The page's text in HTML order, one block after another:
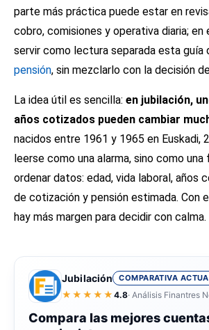
parte más práctica puede estar en
cobro, comisiones y operativa diaria; en
servir como lectura separada esta guía
pensión, sin mezclarlo con la decisión
La idea útil es sencilla: en jubilación,
años cotizados pueden cambiar
nacidos entre 1961 y 1965 en Euskadi,
leerse como una alarma, sino como una
ordenar datos: edad, vida laboral, años
de cotización y pensión estimada. Con
hay más margen para decidir con calma.
Jubilación COMPARATIVA
★★★★★ 4.8· Análisis Finantres
Compara las mejores